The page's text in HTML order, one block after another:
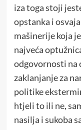
iza toga stoji
opstanka i
mašinerije koja
najveća
odgovornosti na
zaklanjanje za
politike
htjeli to ili ne,
nasilja i sukoba